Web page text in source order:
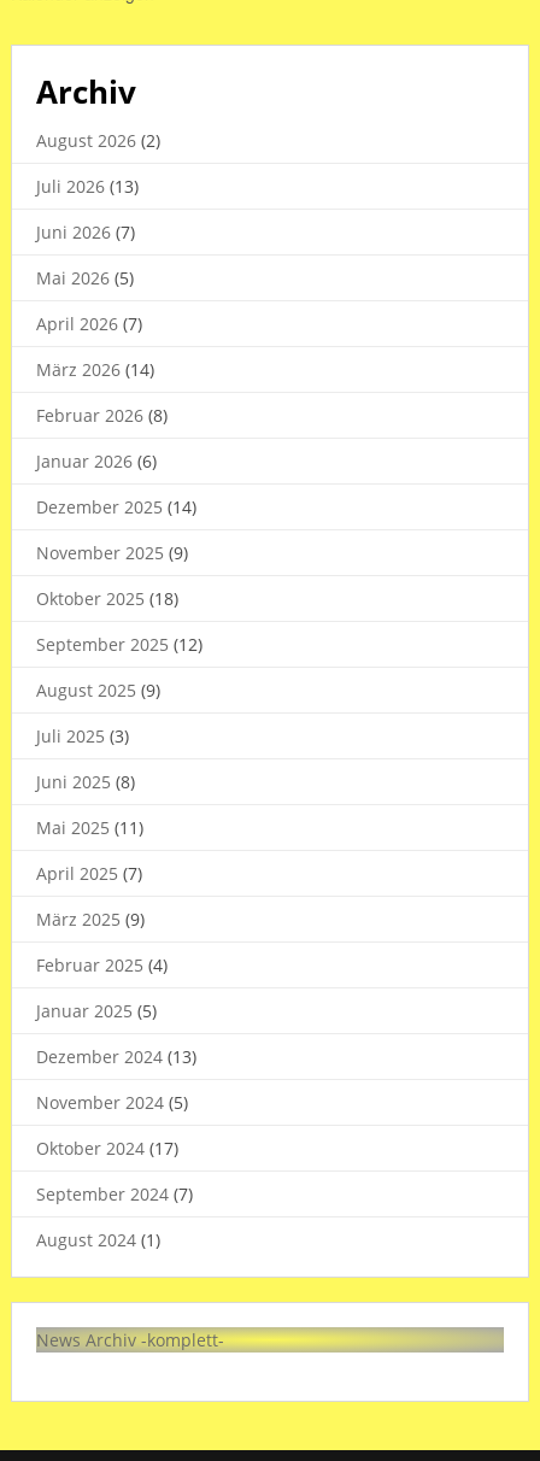
Archiv
August 2026(2)
Juli 2026(13)
Juni 2026(7)
Mai 2026(5)
April 2026(7)
März 2026(14)
Februar 2026(8)
Januar 2026(6)
Dezember 2025 (14)
November 2025 (9)
Oktober 2025 (18)
September 2025 (12)
August 2025 (9)
Juli 2025 (3)
Juni 2025 (8)
Mai 2025 (11)
April 2025 (7)
März 2025 (9)
Februar 2025 (4)
Januar 2025 (5)
Dezember 2024(13)
November 2024(5)
Oktober 2024(17)
September 2024(7)
August 2024(1)
News Archiv -komplett-